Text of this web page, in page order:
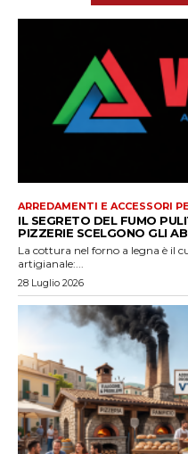
ARREDAMENTI E ACCESSORI
IL SEGRETO DEL FUMO
PIZZERIE SCELGONO GLI
La cottura nel forno a legna è il
artigianale:...
28 Luglio 2026